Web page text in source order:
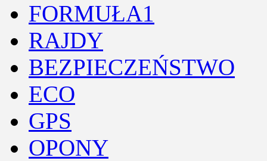
FORMUŁA1
RAJDY
BEZPIECZEŃSTWO
ECO
GPS
OPONY